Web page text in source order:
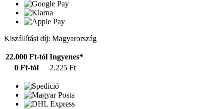
Kiszállítási díj: Magyarország
22.000 Ft-tól Ingyenes*
0 Ft-tól
2.225 Ft